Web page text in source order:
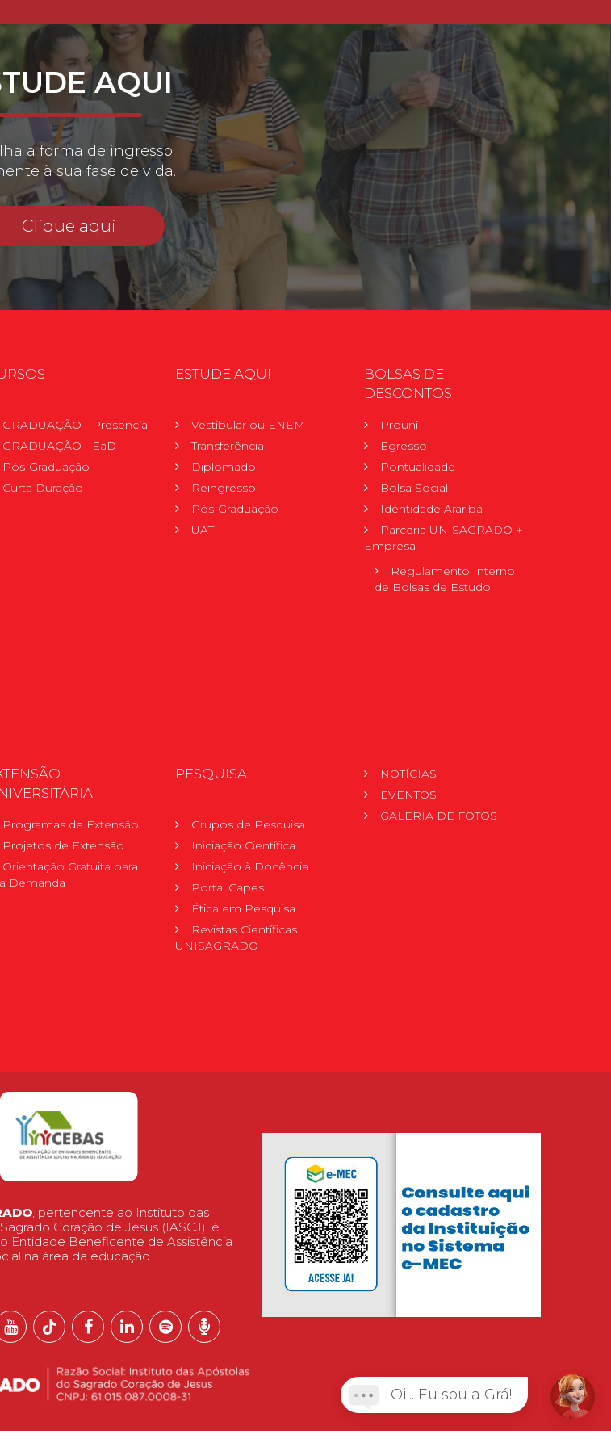
AQUI
a forma de ingresso
à sua fase de vida.
Clique aqui
GRADUAÇÃO - Presencial
GRADUAÇÃO - EaD
Pós-Graduação
Curta Duração
ESTUDE AQUI
Vestibular ou ENEM
Transferência
Diplomado
Reingresso
Pós-Graduação
UATI
BOLSAS DE
DESCONTOS
Prouni
Egresso
Pontualidade
Bolsa Social
Identidade Araribá
Parceria UNISAGRADO +
Empresa
Regulamento Interno
de Bolsas de Estudo
Programas de Extensão
Projetos de Extensão
Orientação Gratuita para
Demanda
PESQUISA
Grupos de Pesquisa
Iniciação Científica
Iniciação à Docência
Portal Capes
Ética em Pesquisa
Revistas Científicas
UNISAGRADO
NOTÍCIAS
EVENTOS
GALERIA DE FOTOS
, pertencente ao Instituto das
Coração de Jesus (IASCJ), é
Entidade Beneficente de Assistência
na área da educação.
Oi... Eu sou a Grá!